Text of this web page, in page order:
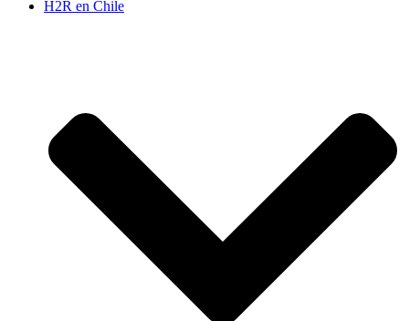
H2R en Chile